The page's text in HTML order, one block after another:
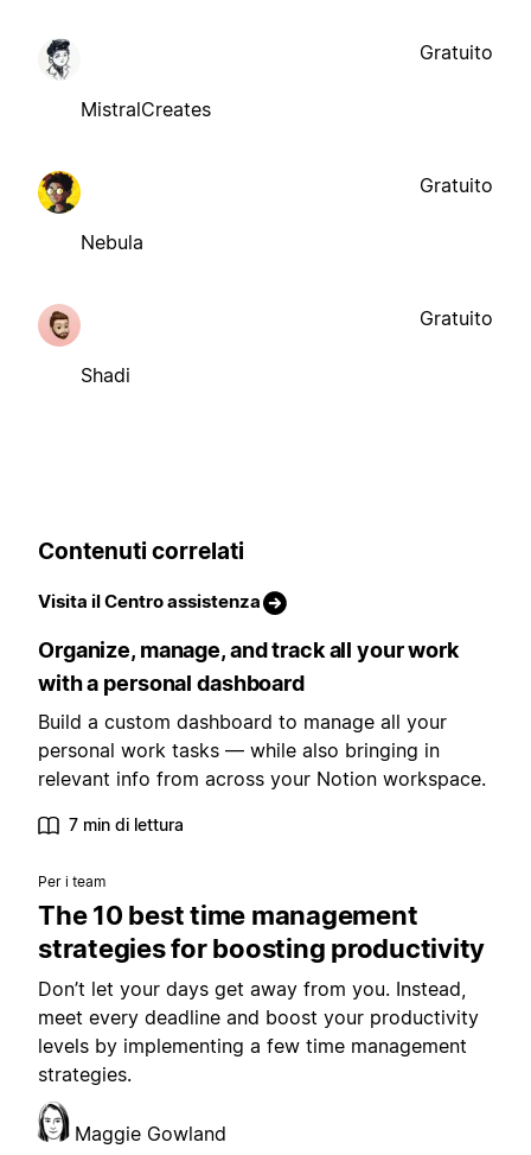
MistralCreates
Gratuito
Nebula
Gratuito
Shadi
Gratuito
Contenuti correlati
Visita il Centro assistenza
Organize, manage, and track all your work
with a personal dashboard
Build a custom dashboard to manage all your
personal work tasks — while also bringing in
relevant info from across your Notion workspace.
7 min di lettura
Per i team
The 10 best time management
strategies for boosting productivity
Don’t let your days get away from you. Instead,
meet every deadline and boost your productivity
levels by implementing a few time management
strategies.
Maggie Gowland